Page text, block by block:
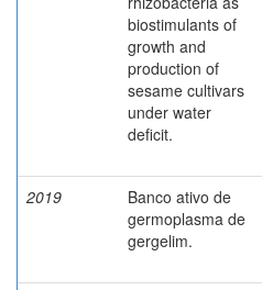
biostimulants of
growth and
production of
sesame cultivars
under water
deficit.
2019
Banco ativo de
germoplasma de
gergelim.